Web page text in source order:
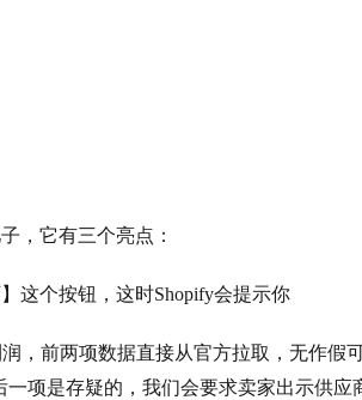
，它有三个亮点：
这个按钮，这时Shopify会提示你
，前两项数据直接从官方拉取，无作假
项是存疑的，我们会要求卖家出示供应